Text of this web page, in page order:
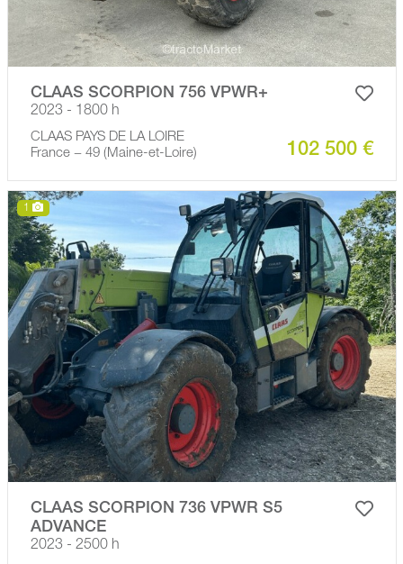
CLAAS SCORPION 756 VPWR+
2023 - 1800 h
CLAAS PAYS DE LA LOIRE
France − 49 (Maine-et-Loire)
102 500 €
1
CLAAS SCORPION 736 VPWR S5
ADVANCE
2023 - 2500 h